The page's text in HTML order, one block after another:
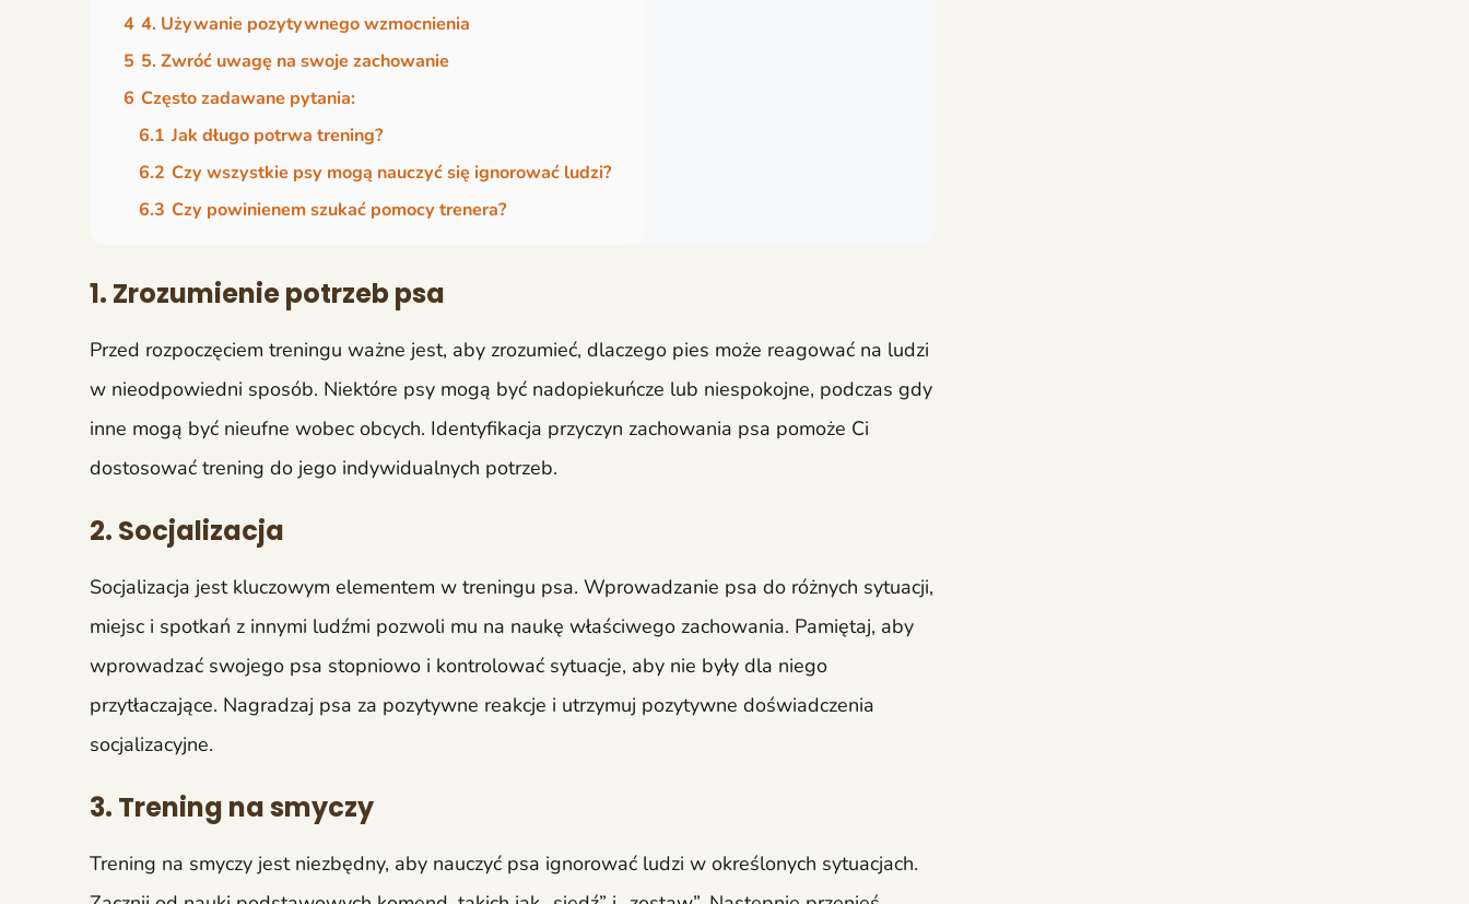
4 4. Używanie pozytywnego wzmocnienia
5 5. Zwróć uwagę na swoje zachowanie
6 Często zadawane pytania:
6.1 Jak długo potrwa trening?
6.2 Czy wszystkie psy mogą nauczyć się ignorować ludzi?
6.3 Czy powinienem szukać pomocy trenera?
1. Zrozumienie potrzeb psa
Przed rozpoczęciem treningu ważne jest, aby zrozumieć, dlaczego pies może reagować na ludzi
w nieodpowiedni sposób. Niektóre psy mogą być nadopiekuńcze lub niespokojne, podczas gdy
inne mogą być nieufne wobec obcych. Identyfikacja przyczyn zachowania psa pomoże Ci
dostosować trening do jego indywidualnych potrzeb.
2. Socjalizacja
Socjalizacja jest kluczowym elementem w treningu psa. Wprowadzanie psa do różnych sytuacji,
miejsc i spotkań z innymi ludźmi pozwoli mu na naukę właściwego zachowania. Pamiętaj, aby
wprowadzać swojego psa stopniowo i kontrolować sytuacje, aby nie były dla niego
przytłaczające. Nagradzaj psa za pozytywne reakcje i utrzymuj pozytywne doświadczenia
socjalizacyjne.
3. Trening na smyczy
Trening na smyczy jest niezbędny, aby nauczyć psa ignorować ludzi w określonych sytuacjach.